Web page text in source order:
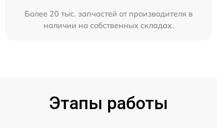
Более 20 тыс. запчастей от производителя в
наличии на собственных складах.
Этапы работы